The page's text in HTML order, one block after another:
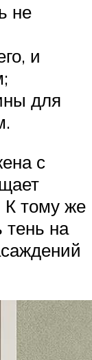
не
и
для
с
К тому же
тень на